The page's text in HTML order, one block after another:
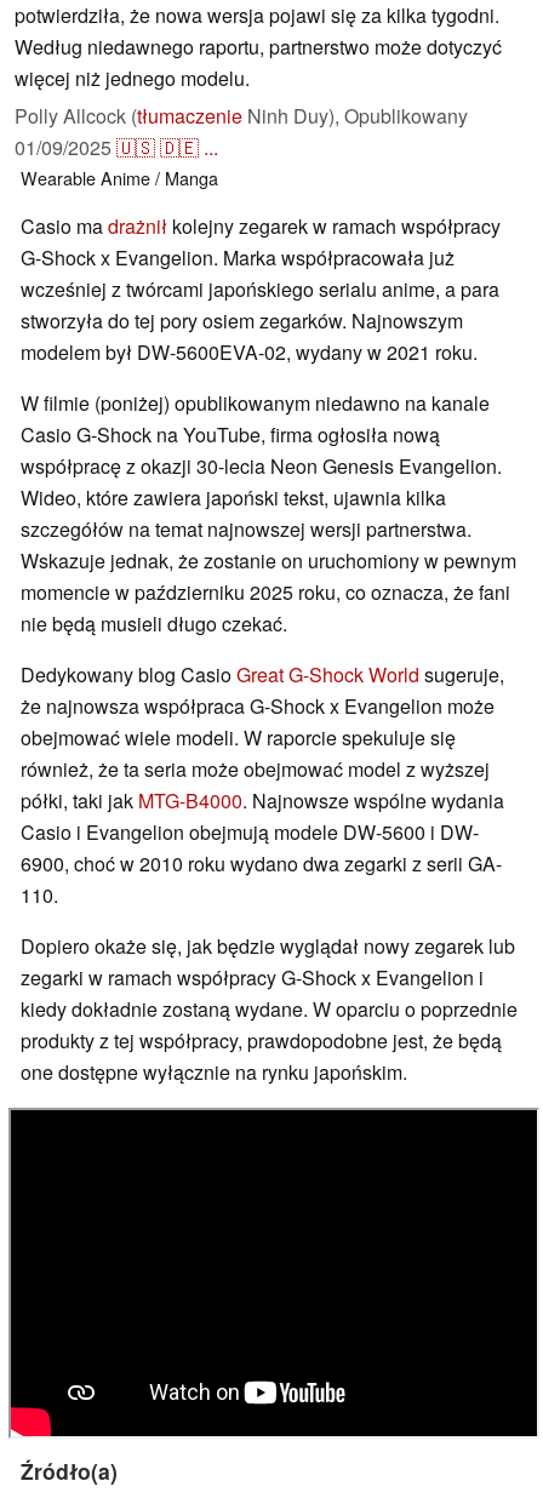
potwierdziła, że nowa wersja pojawi się za kilka tygodni.
Według niedawnego raportu, partnerstwo może dotyczyć
więcej niż jednego modelu.
Polly Allcock (tłumaczenie Ninh Duy), Opublikowany
01/09/2025🇺🇸🇩🇪 ...
WearableAnime / Manga
Casio madrażnił kolejny zegarek w ramach współpracy
G-Shock x Evangelion. Marka współpracowała już
wcześniej z twórcami japońskiego serialu anime, a para
stworzyła do tej pory osiem zegarków. Najnowszym
modelem był DW-5600EVA-02, wydany w 2021 roku.
W filmie (poniżej) opublikowanym niedawno na kanale
Casio G-Shock na YouTube, firma ogłosiła nową
współpracę z okazji 30-lecia Neon Genesis Evangelion.
Wideo, które zawiera japoński tekst, ujawnia kilka
szczegółów na temat najnowszej wersji partnerstwa.
Wskazuje jednak, że zostanie on uruchomiony w pewnym
momencie w październiku 2025 roku, co oznacza, że fani
nie będą musieli długo czekać.
Dedykowany blog CasioGreat G-Shock World sugeruje,
że najnowsza współpraca G-Shock x Evangelion może
obejmować wiele modeli. W raporcie spekuluje się
również, że ta seria może obejmować model z wyższej
półki, taki jak MTG-B4000. Najnowsze wspólne wydania
Casio i Evangelion obejmują modele DW-5600 i DW-
6900, choć w 2010 roku wydano dwa zegarki z serii GA-
110.
Dopiero okaże się, jak będzie wyglądał nowy zegarek lub
zegarki w ramach współpracy G-Shock x Evangelion i
kiedy dokładnie zostaną wydane. W oparciu o poprzednie
produkty z tej współpracy, prawdopodobne jest, że będą
one dostępne wyłącznie na rynku japońskim.
Źródło(a)